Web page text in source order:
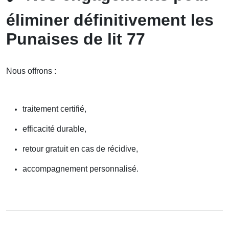
éliminer définitivement les
Punaises de lit 77
Nous offrons :
traitement certifié,
efficacité durable,
retour gratuit en cas de récidive,
accompagnement personnalisé.